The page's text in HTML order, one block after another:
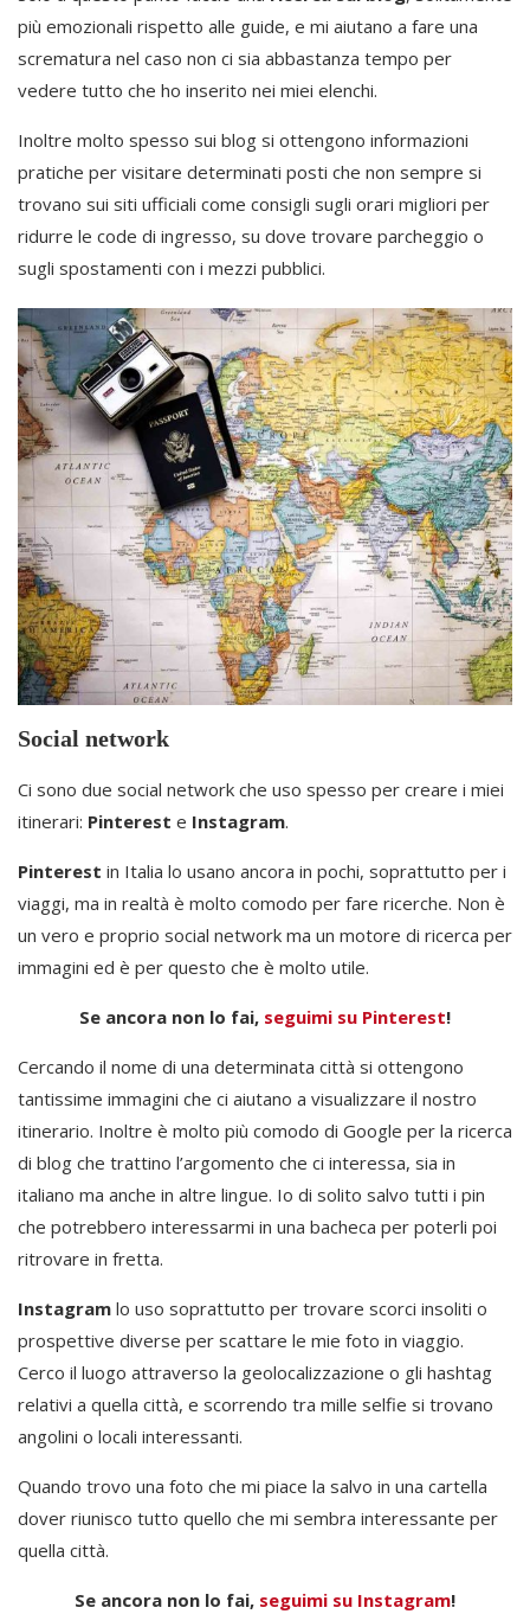
più emozionali rispetto alle guide, e mi aiutano a fare una
scrematura nel caso non ci sia abbastanza tempo per
vedere tutto che ho inserito nei miei elenchi.
Inoltre molto spesso sui blog si ottengono informazioni
pratiche per visitare determinati posti che non sempre si
trovano sui siti ufficiali come consigli sugli orari migliori per
ridurre le code di ingresso, su dove trovare parcheggio o
sugli spostamenti con i mezzi pubblici.
Social network
Ci sono due social network che uso spesso per creare i miei
itinerari: Pinterest e Instagram.
Pinterest in Italia lo usano ancora in pochi, soprattutto per i
viaggi, ma in realtà è molto comodo per fare ricerche. Non è
un vero e proprio social network ma un motore di ricerca per
immagini ed è per questo che è molto utile.
Se ancora non lo fai, seguimi su Pinterest!
Cercando il nome di una determinata città si ottengono
tantissime immagini che ci aiutano a visualizzare il nostro
itinerario. Inoltre è molto più comodo di Google per la ricerca
di blog che trattino l’argomento che ci interessa, sia in
italiano ma anche in altre lingue. Io di solito salvo tutti i pin
che potrebbero interessarmi in una bacheca per poterli poi
ritrovare in fretta.
Instagram lo uso soprattutto per trovare scorci insoliti o
prospettive diverse per scattare le mie foto in viaggio.
Cerco il luogo attraverso la geolocalizzazione o gli hashtag
relativi a quella città, e scorrendo tra mille selfie si trovano
angolini o locali interessanti.
Quando trovo una foto che mi piace la salvo in una cartella
dover riunisco tutto quello che mi sembra interessante per
quella città.
Se ancora non lo fai, seguimi su Instagram!